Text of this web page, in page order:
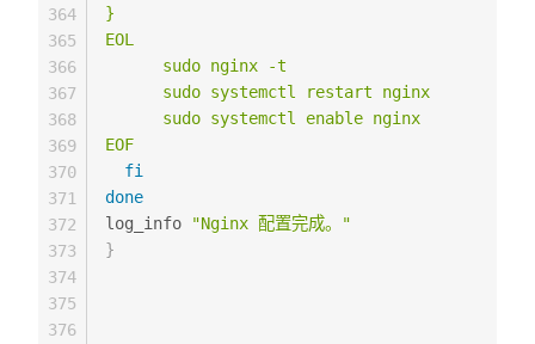
}
EOL
      sudo nginx -t
      sudo systemctl restart nginx
      sudo systemctl enable nginx
EOF
fi
done
log_info
"Nginx 配置完成。"
}
364
365
366
367
368
369
370
371
372
373
374
375
376